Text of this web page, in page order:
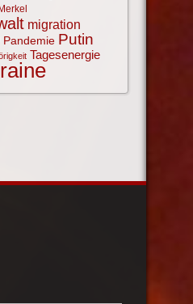
migration
Pandemie Putin
Tagesenergie